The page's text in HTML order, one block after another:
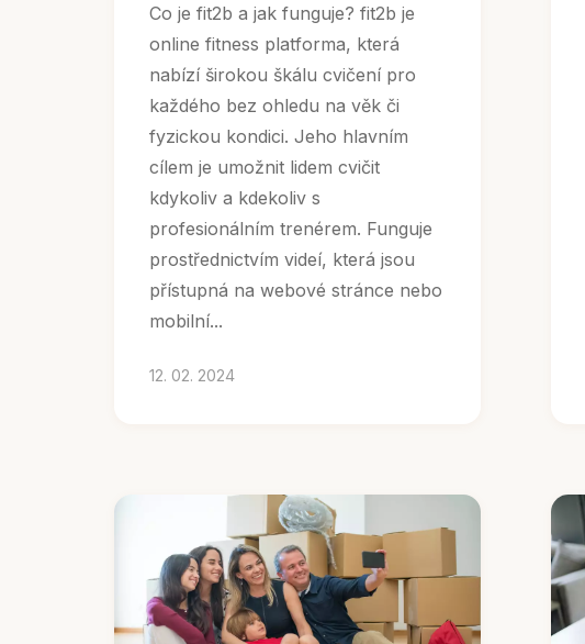
Co je fit2b a jak funguje? fit2b je
online fitness platforma, která
nabízí širokou škálu cvičení pro
každého bez ohledu na věk či
fyzickou kondici. Jeho hlavním
cílem je umožnit lidem cvičit
kdykoliv a kdekoliv s
profesionálním trenérem. Funguje
prostřednictvím videí, která jsou
přístupná na webové stránce nebo
mobilní...
12. 02. 2024